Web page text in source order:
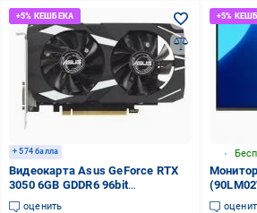
+ 574 балла
Видеокарта Asus GeForce RTX
3050 6GB GDDR6 96bit
(90YV0K60-M0NA00)
оценить